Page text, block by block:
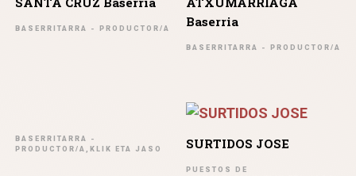
BASERRITARRA - PRODUCTOR/A
Baserria
BASERRITARRA - PRODUCTOR/A
BASERRITARRA -
PRODUCTOR/A,KLIK ETA JASO
SURTIDOS JOSE
PUESTOS DE